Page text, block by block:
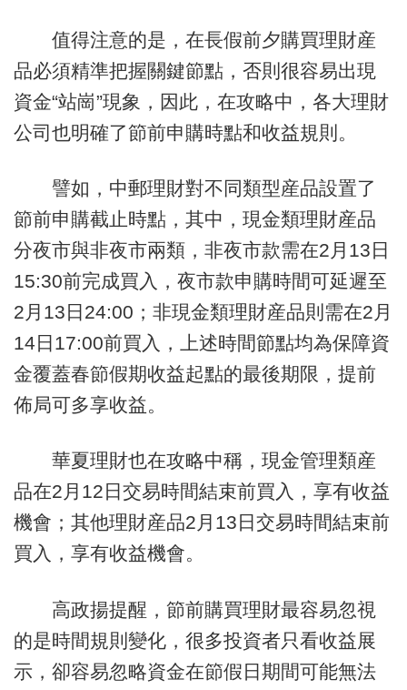
值得注意的是，在長假前夕購買理財産
品必須精準把握關鍵節點，否則很容易出現
資金“站崗”現象，因此，在攻略中，各大理財
公司也明確了節前申購時點和收益規則。
譬如，中郵理財對不同類型産品設置了
節前申購截止時點，其中，現金類理財産品
分夜市與非夜市兩類，非夜市款需在2月13日
15:30前完成買入，夜市款申購時間可延遲至
2月13日24:00；非現金類理財産品則需在2月
14日17:00前買入，上述時間節點均為保障資
金覆蓋春節假期收益起點的最後期限，提前
佈局可多享收益。
華夏理財也在攻略中稱，現金管理類産
品在2月12日交易時間結束前買入，享有收益
機會；其他理財産品2月13日交易時間結束前
買入，享有收益機會。
高政揚提醒，節前購買理財最容易忽視
的是時間規則變化，很多投資者只看收益展
示，卻容易忽略資金在節假日期間可能無法